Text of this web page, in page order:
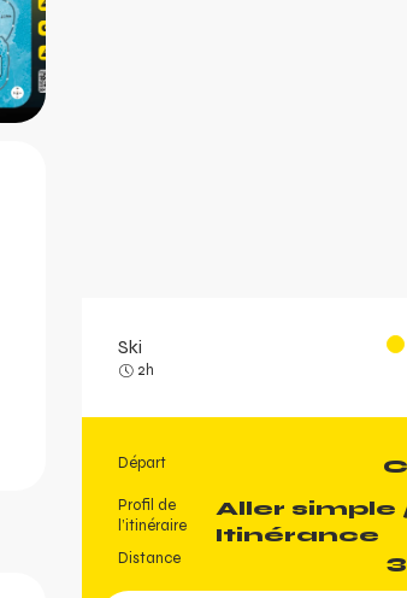
Ski
2h
Départ
Profil de
l’itinéraire
Aller simple
Itinérance
Distance